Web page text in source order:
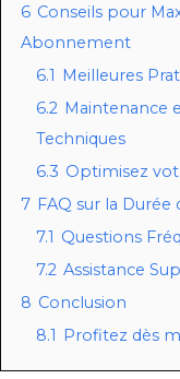
6 Conseils pour
Abonnement
6.1 Meilleures
6.2 Maintenance
Techniques
6.3 Optimisez
7 FAQ sur la
7.1 Questions
7.2 Assistance
8 Conclusion
8.1 Profitez dès